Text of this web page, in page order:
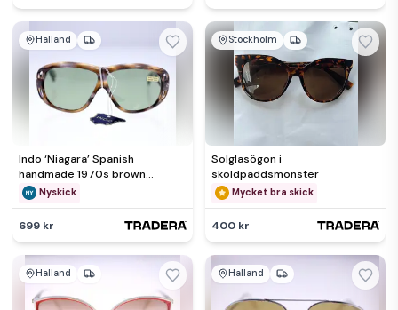
Halland
Indo ‘Niagara’ Spanish
handmade 1970s brown
cutaway acetate unisex
sunglasses
Nyskick
699 kr
Stockholm
Solglasögon i
sköldpaddsmönster
Mycket bra skick
400 kr
Halland Halland